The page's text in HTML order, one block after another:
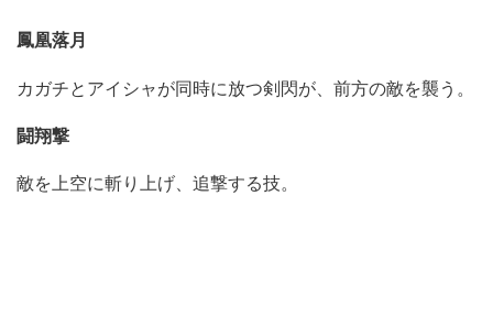
鳳凰落月
カガチとアイシャが同時に放つ剣閃が、前方の敵を襲う。
闘翔撃
敵を上空に斬り上げ、追撃する技。